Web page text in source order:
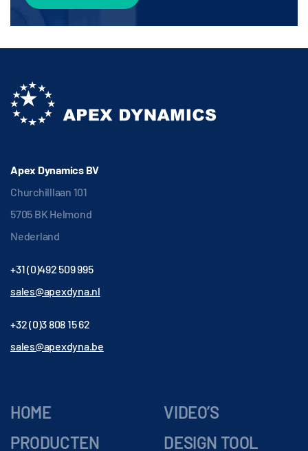
Apex Dynamics BV
Churchilllaan 101
5705 BK Helmond
Nederland
+31 (0)492 509 995
sales@apexdyna.nl
+32 (0)3 808 15 62
sales@apexdyna.be
HOME
PRODUCTEN
VIDEO’S
DESIGN TOOL